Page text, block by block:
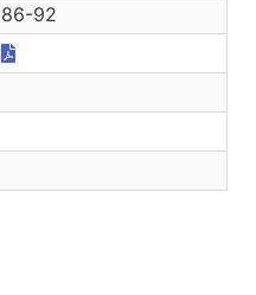
86-92